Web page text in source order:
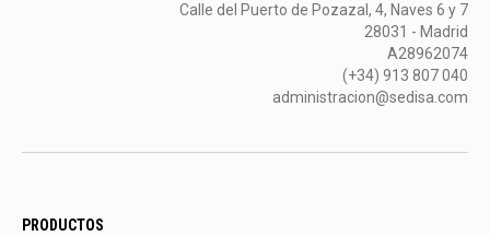
Calle del Puerto de Pozazal, 4, Naves 6 y 7
28031 - Madrid
A28962074
(+34) 913 807 040
administracion@sedisa.com
PRODUCTOS